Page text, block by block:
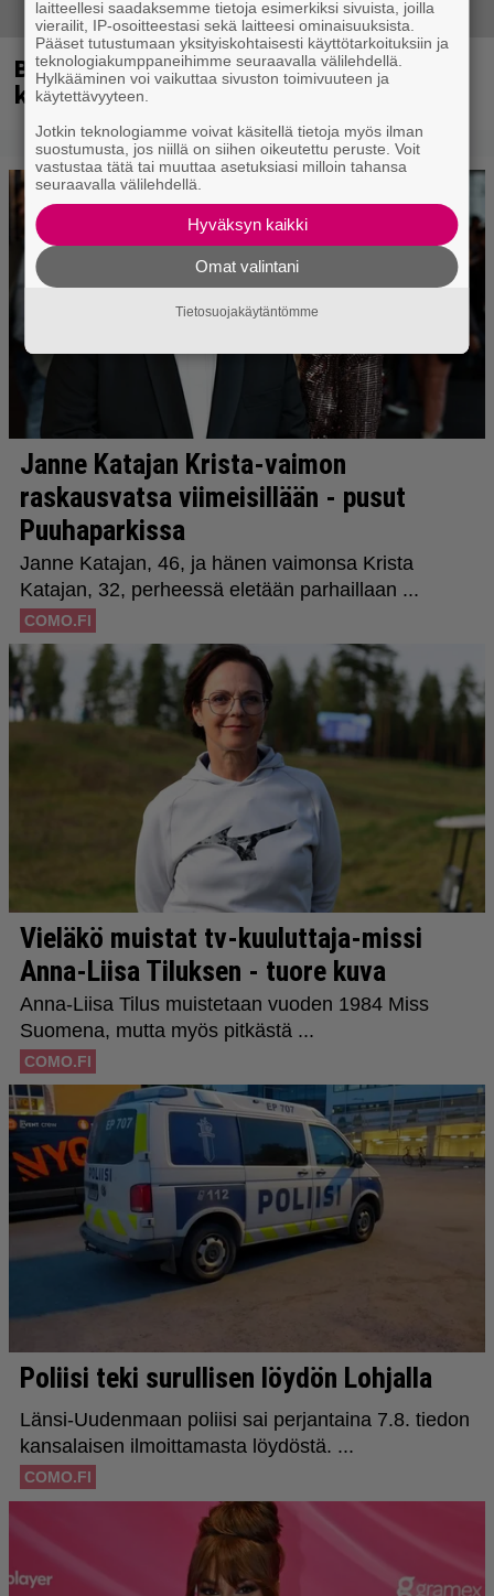
Blind Channel palasi tauolta – tältä
kuulostaa uusi musiikki
laitteellesi saadaksemme tietoja esimerkiksi sivuista, joilla
vierailit, IP-osoitteestasi sekä laitteesi ominaisuuksista.
Pääset tutustumaan yksityiskohtaisesti käyttötarkoituksiin ja
teknologiakumppaneihimme seuraavalla välilehdellä.
Hylkääminen voi vaikuttaa sivuston toimivuuteen ja
käytettävyyteen.
Jotkin teknologiamme voivat käsitellä tietoja myös ilman
suostumusta, jos niillä on siihen oikeutettu peruste. Voit
vastustaa tätä tai muuttaa asetuksiasi milloin tahansa
seuraavalla välilehdellä.
Hyväksyn kaikki
Omat valintani
Tietosuojakäytäntömme